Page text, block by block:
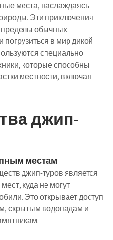
места, наслаждаясь
Эти приключения
пределы обычных
погрузиться в мир дикой
специально
которые способны
местности, включая
джип-
местам
джип-туров является
куда не могут
Это открывает доступ
скрытым водопадам и